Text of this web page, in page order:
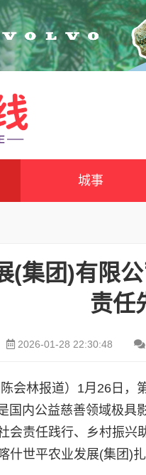
城事
(集团)有限
责任
2026-01-28 22:30:48
会林报道）1月26日，
国内公益慈善领域极
会责任践行、乡村振
什世平农业发展(集团)